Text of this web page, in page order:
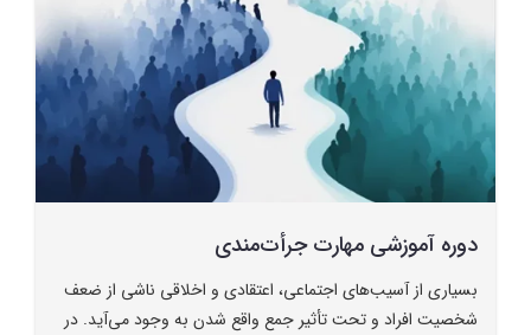
دوره آموزشی مهارت جرأت‌مندی
بسیاری از آسیب‌های اجتماعی، اعتقادی و اخلاقی ناشی از ضعف
شخصیت افراد و تحت تأثیر جمع واقع شدن به وجود می‌آید. در